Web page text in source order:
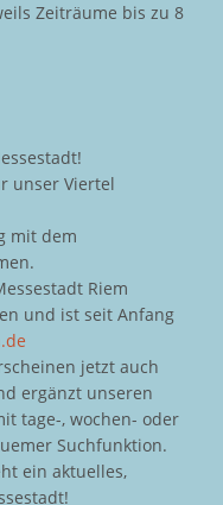
Zeiträume bis zu 8
unser Viertel
mit dem
Riem
und ist seit Anfang
jetzt auch
ergänzt unseren
tage-, wochen- oder
Suchfunktion.
ein aktuelles,